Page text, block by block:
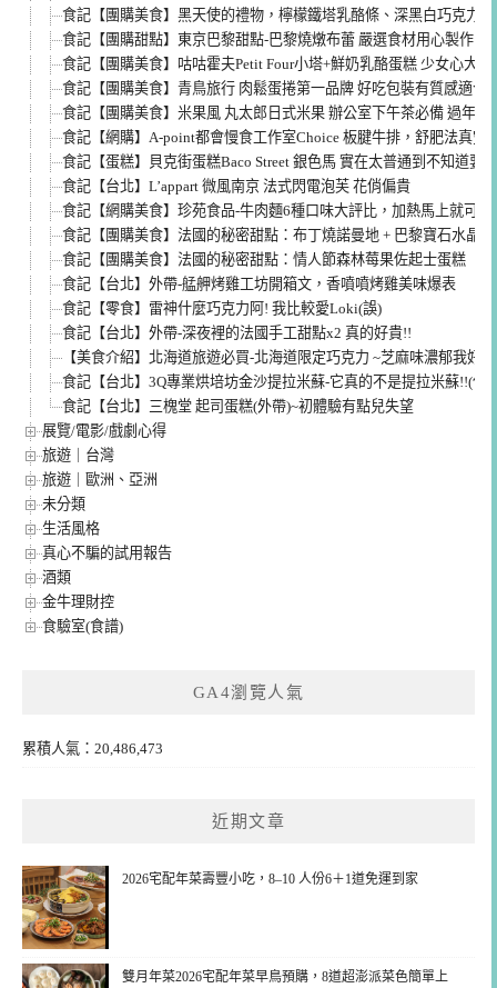
食記【團購美食】黑天使的禮物，檸檬鐵塔乳酪條、深黑白巧克力
食記【團購甜點】東京巴黎甜點-巴黎燒燉布蕾 嚴選食材用心製作的
食記【團購美食】咕咕霍夫Petit Four小塔+鮮奶乳酪蛋糕 少女心大噴
食記【團購美食】青鳥旅行 肉鬆蛋捲第一品牌 好吃包裝有質感適合
食記【團購美食】米果風 丸太郎日式米果 辦公室下午茶必備 過年過
食記【網購】A-point都會慢食工作室Choice 板腱牛排，舒肥法真空
食記【蛋糕】貝克街蛋糕Baco Street 銀色馬 實在太普通到不知道要
食記【台北】L’appart 微風南京 法式閃電泡芙 花俏偏貴
食記【網購美食】珍苑食品-牛肉麵6種口味大評比，加熱馬上就可以
食記【團購美食】法國的秘密甜點：布丁燒諾曼地 + 巴黎寶石水晶
食記【團購美食】法國的秘密甜點：情人節森林莓果佐起士蛋糕
食記【台北】外帶-艋舺烤雞工坊開箱文，香噴噴烤雞美味爆表
食記【零食】雷神什麼巧克力阿! 我比較愛Loki(誤)
食記【台北】外帶-深夜裡的法國手工甜點x2 真的好貴!!
【美食介紹】北海道旅遊必買-北海道限定巧克力 ~芝麻味濃郁我好
食記【台北】3Q專業烘培坊金沙提拉米蘇-它真的不是提拉米蘇!!(但
食記【台北】三槐堂 起司蛋糕(外帶)~初體驗有點兒失望
展覽/電影/戲劇心得
旅遊｜台灣
旅遊｜歐洲、亞洲
未分類
生活風格
真心不騙的試用報告
酒類
金牛理財控
食驗室(食譜)
GA4瀏覽人氣
累積人氣：20,486,473
近期文章
2026宅配年菜壽豐小吃，8–10 人份6＋1道免運到家
雙月年菜2026宅配年菜早鳥預購，8道超澎派菜色簡單上